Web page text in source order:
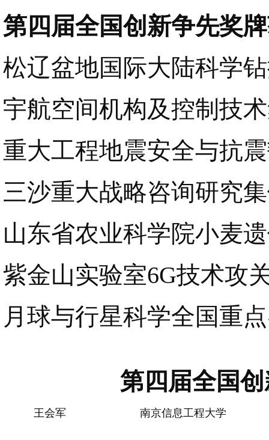
第四届全国创新争先奖
松辽盆地国际大陆科学
宇航空间机构及控制技
重大工程地震安全与抗
三沙重大战略咨询研究
山东省农业科学院小麦
紫金山实验室6G技术攻
月球与行星科学全国重
第四届全国
王会军 南京信息工程大学